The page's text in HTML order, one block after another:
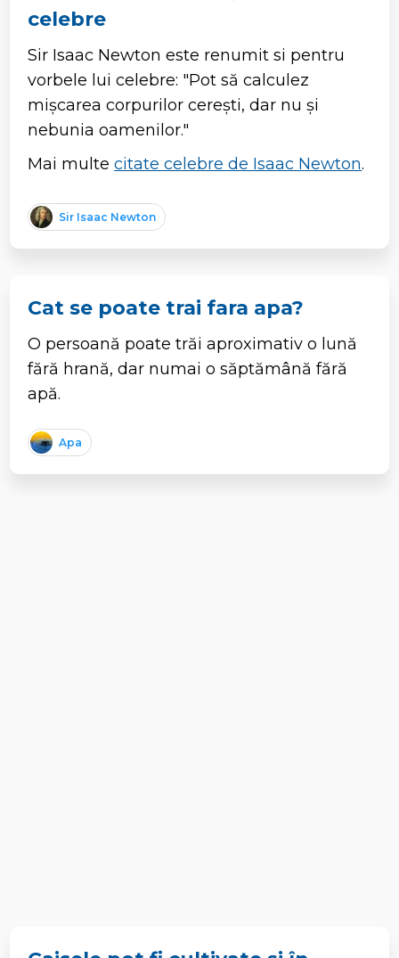
celebre
Sir Isaac Newton este renumit si pentru
vorbele lui celebre: "Pot să calculez
mişcarea corpurilor cereşti, dar nu şi
nebunia oamenilor."
Mai multecitate celebre de Isaac Newton.
Sir Isaac Newton
Cat se poate trai fara apa?
O persoană poate trăi aproximativ o lună
fără hrană, dar numai o săptămână fără
apă.
Apa